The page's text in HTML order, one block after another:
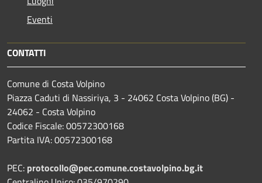
Eventi
CONTATTI
Comune di Costa Volpino
Piazza Caduti di Nassiriya, 3 - 24062 Costa Volpino (BG) -
24062 - Costa Volpino
Codice Fiscale: 00572300168
Partita IVA: 00572300168
PEC: protocollo@pec.comune.costavolpino.bg.it